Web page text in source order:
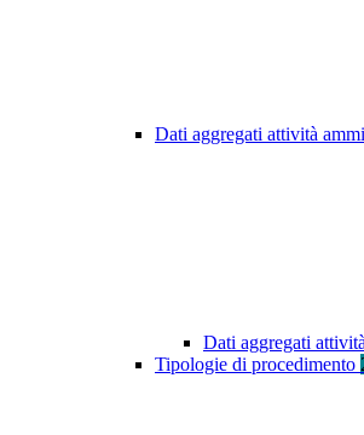
Dati aggregati attività
Dati aggregati
Tipologie di procedimento